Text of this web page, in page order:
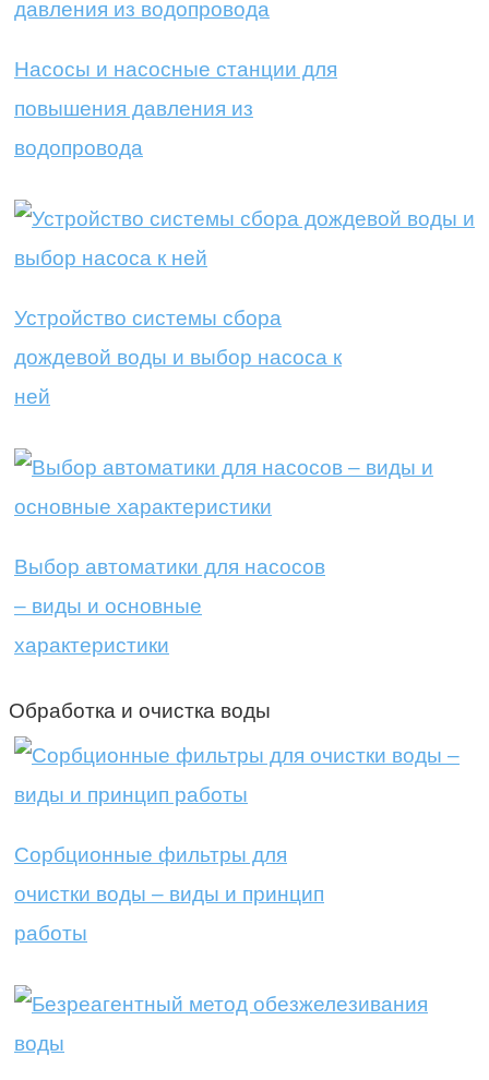
Насосы и насосные станции для
повышения давления из
водопровода
Устройство системы сбора
дождевой воды и выбор насоса к
ней
Выбор автоматики для насосов
– виды и основные
характеристики
Обработка и очистка воды
Сорбционные фильтры для
очистки воды – виды и принцип
работы